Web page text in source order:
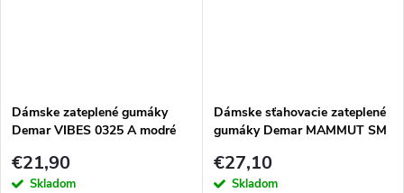
Dámske zateplené gumáky
Demar VIBES 0325 A modré
€21,90
Skladom
Dámske sťahovacie zateplené
gumáky Demar MAMMUT SM
€27,10
Skladom